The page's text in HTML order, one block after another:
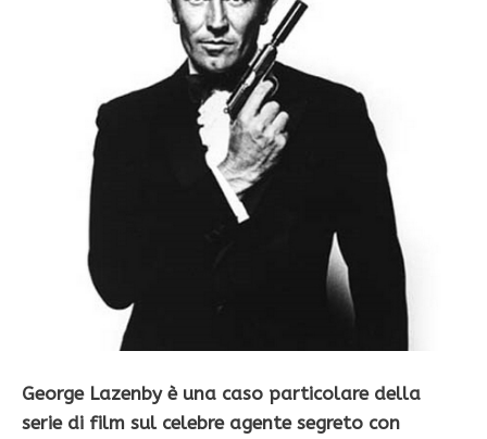
George Lazenby è una caso particolare della
serie di film sul celebre agente segreto con